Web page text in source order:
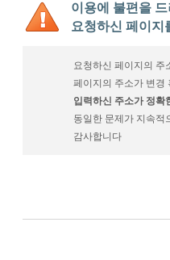
이용에 불편을
요청하신 페이지
요청하신 페이지의 주
페이지의 주소가 변경
입력하신 주소가 정확
동일한 문제가 지속적
감사합니다